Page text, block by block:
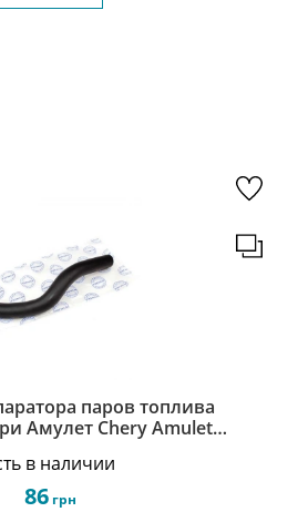
паров топлива
Амулет Chery Amulet
в наличии
86грн